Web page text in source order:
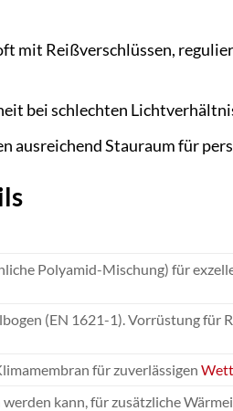
mit Reißverschlüssen,
bei schlechten
ausreichend Stauraum für
Polyamid-Mischung) für
(EN 1621-1). Vorrüstung für
für zuverlässigen
kann, für zusätzliche